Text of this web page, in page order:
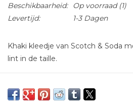
Beschikbaarheid: Op voorraad(1)
Levertijd:
1-3 Dagen
Khaki kleedje van Scotch & Soda
lint in de taille.